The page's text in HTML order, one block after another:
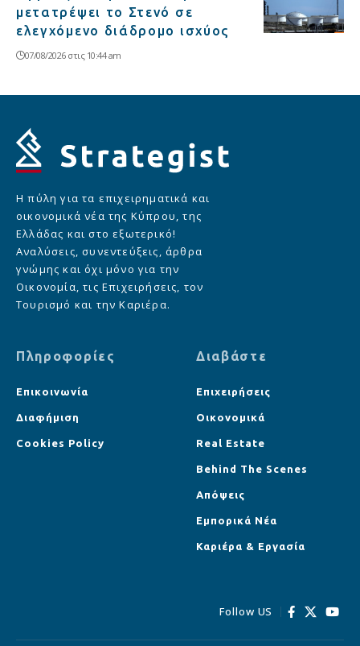
μετατρέψει το Στενό σε
ελεγχόμενο διάδρομο ισχύος
07/08/2026 στις 10:44 am
Η πύλη για τα επιχειρηματικά και
οικονομικά νέα της Κύπρου, της
Ελλάδας και στο εξωτερικό!
Αναλύσεις, συνεντεύξεις, άρθρα
γνώμης και όχι μόνο για την
Οικονομία, τις Επιχειρήσεις, τον
Τουρισμό και την Καριέρα.
Πληροφορίες
Επικοινωνία
Διαφήμιση
Cookies Policy
Διαβάστε
Επιχειρήσεις
Οικονομικά
Real Estate
Behind The Scenes
Απόψεις
Εμπορικά Νέα
Καριέρα & Εργασία
Follow US